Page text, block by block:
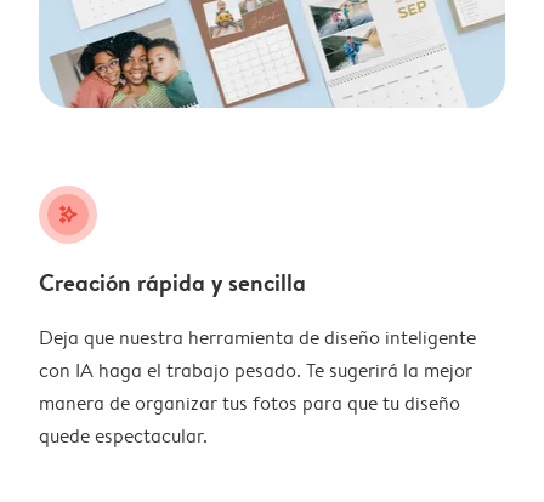
stars_plus
Creación rápida y sencilla
Deja que nuestra herramienta de diseño inteligente
con IA haga el trabajo pesado. Te sugerirá la mejor
manera de organizar tus fotos para que tu diseño
quede espectacular.